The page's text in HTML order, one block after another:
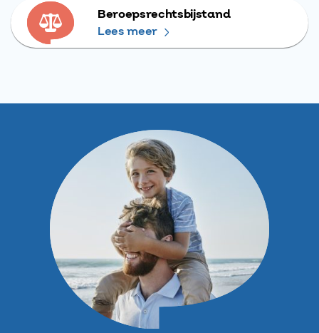
Beroepsrechtsbijstand
Lees meer